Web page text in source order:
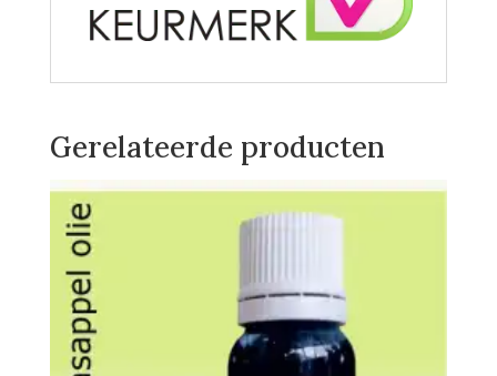
Gerelateerde producten